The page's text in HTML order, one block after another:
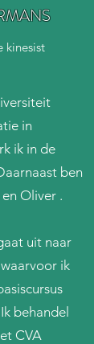
kinesist
in
ik in de
ben
Oliver .
uit naar
ik
behandel
CVA